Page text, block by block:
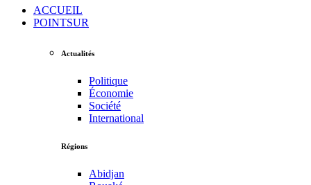
ACCUEIL
POINTSUR
Actualités
Politique
Économie
Société
International
Régions
Abidjan